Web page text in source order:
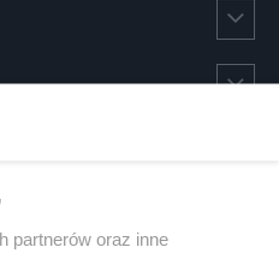
partnerów oraz inne